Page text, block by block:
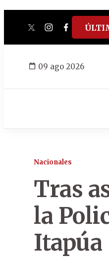
twitterinstagram
facebook
09 ago 2026
Nacionales
Tras
la
Itapúa